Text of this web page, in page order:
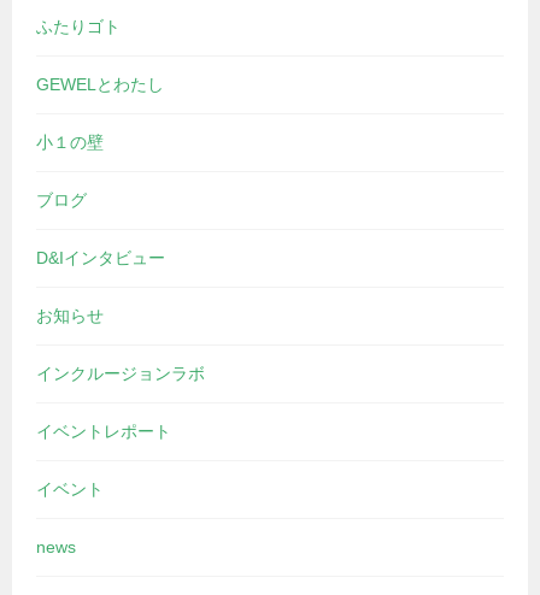
ふたりゴト
GEWELとわたし
小１の壁
ブログ
D&Iインタビュー
お知らせ
インクルージョンラボ
イベントレポート
イベント
news